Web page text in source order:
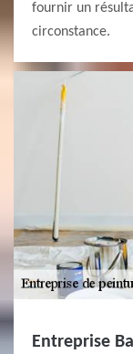
fournir un
circonstance.
Entreprise